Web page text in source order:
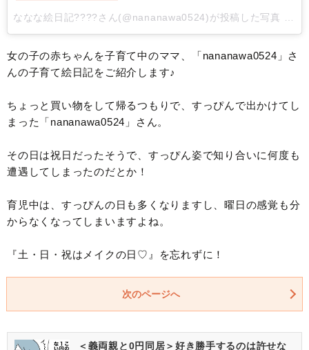
女の子の赤ちゃんを子育て中のママ、「nananawa0524」さ
んの子育て絵日記をご紹介します♪
ちょっと買い物をして帰るつもりで、すっぴんで出かけてし
まった「nananawa0524」さん。
その日は祝日だったそうで、すっぴん姿で知り合いに何度も
遭遇してしまったのだとか！
育児中は、すっぴんの日も多くなりますし、曜日の感覚も分
からなくなってしまいますよね。
『土・日・祝はメイクの日♡』を忘れずに！
次のページへ
＜義両親と0円同居＞好き勝手するのは許せな